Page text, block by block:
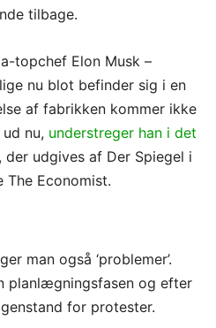
tilbage.
topchef Elon Musk –
nu blot befinder sig i en
af fabrikken kommer ikke
nu, understreger han i det
, der udgives af Der Spiegel i
The Economist.
man også ‘problemer’.
planlægningsfasen og efter
for protester.